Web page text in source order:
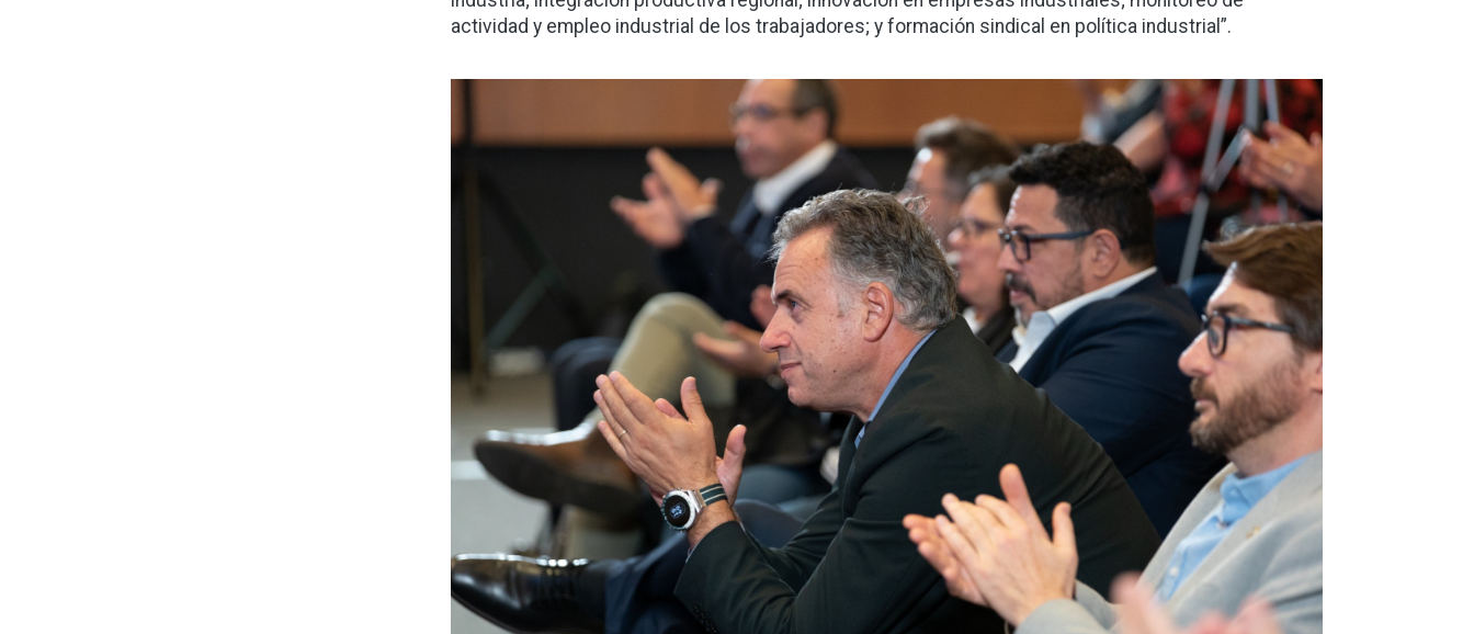
actividad y empleo industrial de los trabajadores; y formación sindical en política industrial”.